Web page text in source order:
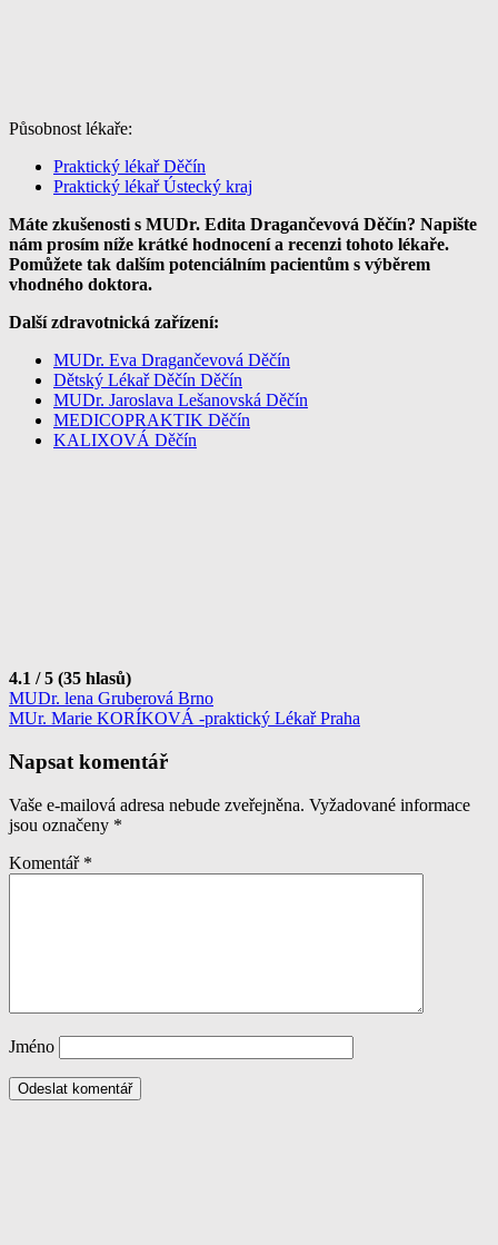
Působnost lékaře:
Praktický lékař Děčín
Praktický lékař Ústecký kraj
Máte zkušenosti s MUDr. Edita Dragančevová Děčín? Napište
nám prosím níže krátké hodnocení a recenzi tohoto lékaře.
Pomůžete tak dalším potenciálním pacientům s výběrem
vhodného doktora.
Další zdravotnická zařízení:
MUDr. Eva Dragančevová Děčín
Dětský Lékař Děčín Děčín
MUDr. Jaroslava Lešanovská Děčín
MEDICOPRAKTIK Děčín
KALIXOVÁ Děčín
4.1 / 5 (35 hlasů)
Navigace
pro
příspěvek
MUDr. lena Gruberová Brno
MUr. Marie KORÍKOVÁ -praktický Lékař Praha
Napsat komentář
Vaše e-mailová adresa nebude zveřejněna. Vyžadované informace
jsou označeny *
Komentář *
Jméno